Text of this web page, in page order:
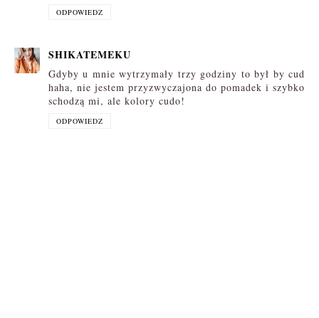
ODPOWIEDZ
SHIKATEMEKU
Gdyby u mnie wytrzymały trzy godziny to był by cud
haha, nie jestem przyzwyczajona do pomadek i szybko
schodzą mi, ale kolory cudo!
ODPOWIEDZ